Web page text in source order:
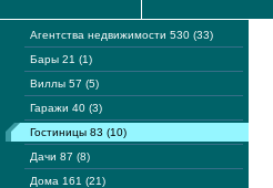
Агентства недвижимости 530 (33)
Бары 21 (1)
Виллы 57 (5)
Гаражи 40 (3)
Гостиницы 83 (10)
Дачи 87 (8)
Дома 161 (21)